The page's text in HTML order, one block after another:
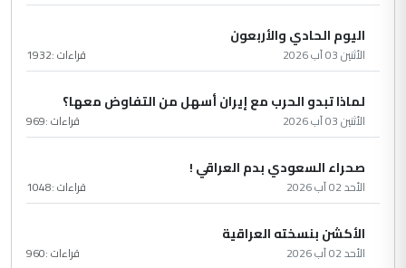
اليوم الحادي والأربعون
الأثنين 03 آب 2026 قراءات :1932
لماذا تبدو الحرب مع إيران أسهل من التفاوض معها؟
الأثنين 03 آب 2026 قراءات :969
صحراء السعودي بدم العراقي !
الأحد 02 آب 2026 قراءات :1048
الأكشن بنسخته العراقية
الأحد 02 آب 2026 قراءات :960